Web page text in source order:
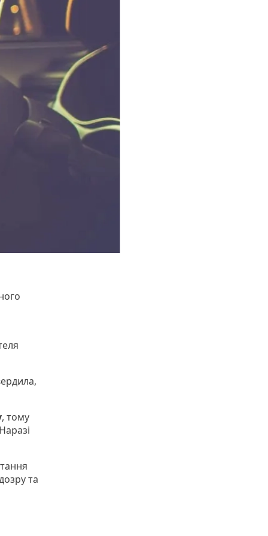
, тому
та